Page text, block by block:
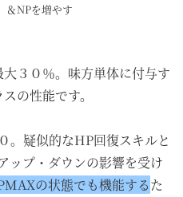
＆NPを増やす
３０％。味方単体に付与す
の性能です。
。疑似的なHP回復スキルと
ップ・ダウンの影響を受け
の状態でも機能するた